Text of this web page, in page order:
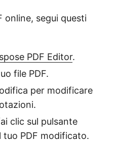
online, segui questi
PDF Editor.
file PDF.
per modificare
clic sul pulsante
tuo PDF modificato.